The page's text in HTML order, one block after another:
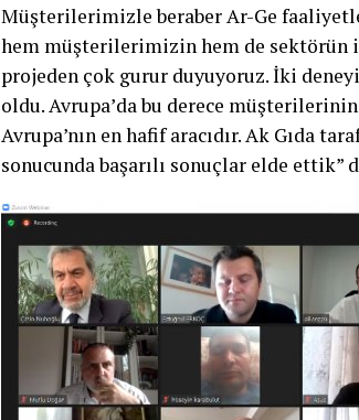
Müşterilerimizle beraber Ar-Ge
hem müşterilerimizin hem de sektörün
projeden çok gurur duyuyoruz. İki
oldu. Avrupa’da bu derece
Avrupa’nın en hafif aracıdır. Ak Gıda
sonucunda başarılı sonuçlar elde ettik”